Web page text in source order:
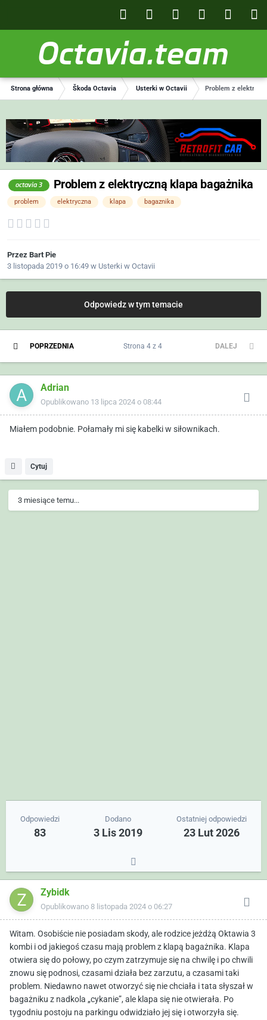
Octavia.team
Strona główna Škoda Octavia Usterki w Octavii Problem z
octavia 3 Problem z elektryczną klapa bagażnika
problem elektryczna klapa bagaznika
Przez Bart Pie
3 listopada 2019 o 16:49 w Usterki w Octavii
Odpowiedz w tym temacie
POPRZEDNIA DALEJ
Strona 4 z 4
Adrian
Opublikowano 13 lipca 2024 o 08:44
Miałem podobnie. Połamały mi się kabelki w siłownikach.
Cytuj
3 miesiące temu...
Odpowiedzi
83
Dodano
3 Lis 2019
Ostatniej odpowiedzi
23 Lut 2026
Zybidk
Opublikowano 8 listopada 2024 o 06:27
Witam. Osobiście nie posiadam skody, ale rodzice jeżdżą Oktawia 3
kombi i od jakiegoś czasu mają problem z klapą bagażnika. Klapa
otwiera się do połowy, po czym zatrzymuje się na chwilę i po chwili
znowu się podnosi, czasami działa bez zarzutu, a czasami taki
problem. Niedawno nawet otworzyć się nie chciała i tata słyszał w
bagażniku z nadkola „cykanie”, ale klapa się nie otwierała. Po
tygodniu postoju na parkingu odwidziało jej się i otworzyła się.